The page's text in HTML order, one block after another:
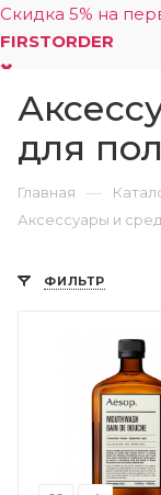
Скидка 5% на
FIRSTORDER
для
Главная —
Аксессуары и
ФИЛЬТР